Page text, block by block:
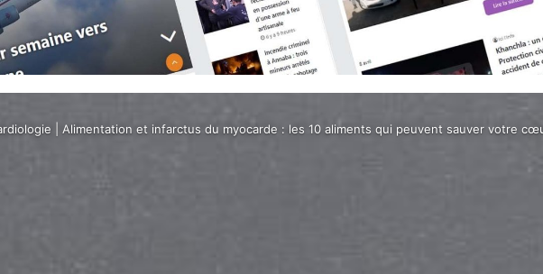
| Alimentation et infarctus du myocarde : les 10 aliments qui peuvent sauver votre